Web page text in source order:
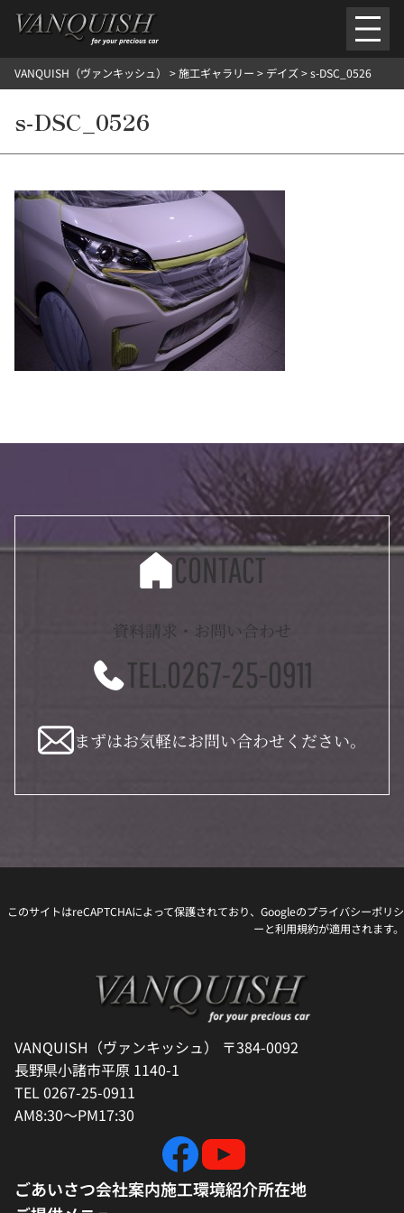
を
ごあいさつ 会社案内施工環境紹介所在地
外装のガラスコーティング施工料金
ヘッドライトクリーニング施工料金ルームクリーニング＆コーティング施工料金
プロテクションフィルムこだわり洗車
施工ギャラリー
NOSTALGIC
お客さまの声お問い合わせ施工のご予約
VANQUISH（ヴァンキッシュ） >施工ギャラリー > デイズ>s-DSC_0526
s-DSC_0526
CONTACT
資料請求・お問い合わせ
TEL.0267-25-0911
まずはお気軽にお問い合わせください。
このサイトはreCAPTCHAによって保護されており、Googleのプライバシーポリシ
ーと利用規約が適用されます。
VANQUISH（ヴァンキッシュ） 〒384-0092
長野県小諸市平原 1140-1
TEL 0267-25-0911
AM8:30～PM17:30
ごあいさつ会社案内施工環境紹介所在地